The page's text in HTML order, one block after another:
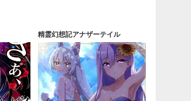
精霊幻想記アナザーテイル